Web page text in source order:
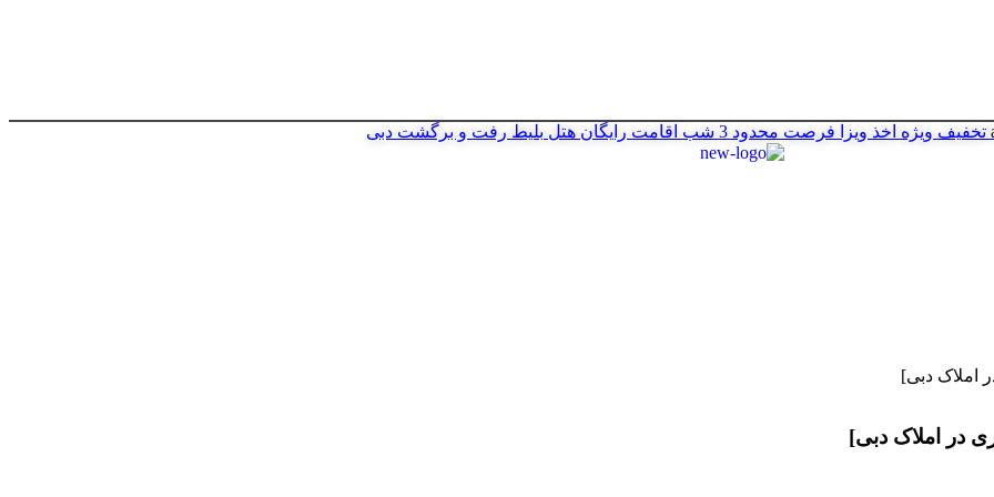
تخفیف ویژه اخذ ویزا فرصت محدود 3 شب اقامت رایگان هتل بلیط رفت و برگشت دبی
املاک دبی]
در املاک دبی]